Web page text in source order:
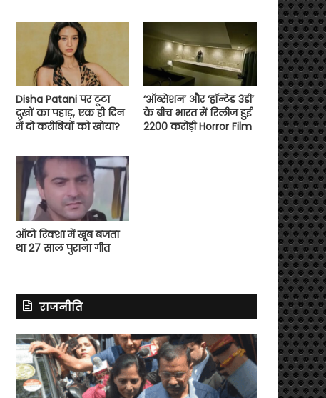
Disha Patani पर टूटा
दुखों का पहाड़, एक ही दिन
में दो करीबियों को खोया?
‘ऑब्सेशन’ और ‘हॉन्टेड 3डी’
के बीच भारत में रिलीज हुई
2200 करोड़ी Horror Film
ऑटो रिक्शा में खूब बजता
था 27 साल पुराना गीत
राजनीति